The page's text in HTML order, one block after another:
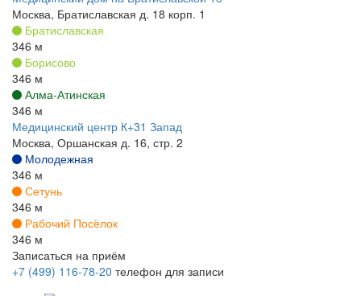
Москва, Братиславская д. 18 корп. 1
Братиславская
346 м
Борисово
346 м
Алма-Атинская
346 м
Медицинский центр К+31 Запад
Москва, Оршанская д. 16, стр. 2
Молодежная
346 м
Сетунь
346 м
Рабочий Посёлок
346 м
Записаться на приём
+7 (499) 116-78-20 телефон для записи